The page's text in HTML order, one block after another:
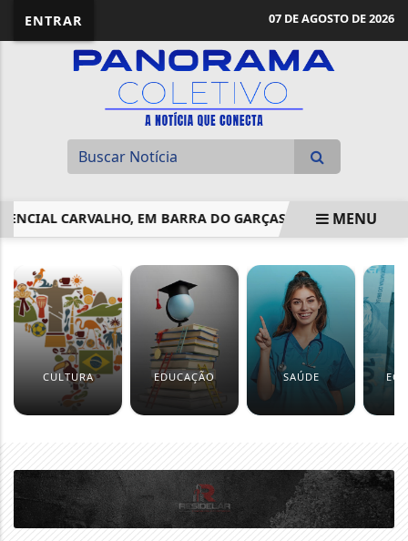
ENTRAR 07 DE AGOSTO DE 2026
CARVALHO, EM BARRA DO GARÇAS COMISSÃO
MENU
CULTURA EDUCAÇÃO SAÚDE